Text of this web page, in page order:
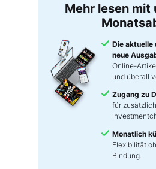
Mehr lesen mit
Die aktuelle
neue
Online-
und überall
Zugang zu
für
Monatlich
Flexibilität
Bindung.